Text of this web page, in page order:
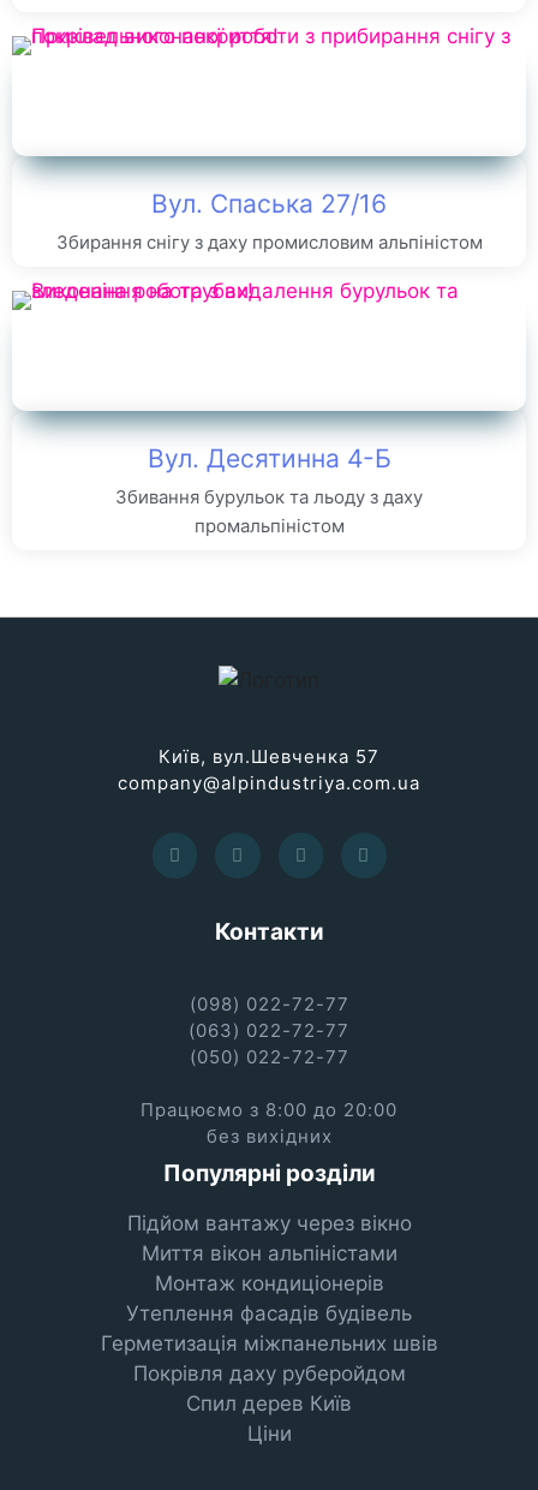
Вул. Спаська 27/16
Збирання снігу з даху промисловим альпіністом
Вул. Десятинна 4-Б
Збивання бурульок та льоду з даху
промальпіністом
Київ, вул.Шевченка 57
company@alpindustriya.com.ua
Контакти
(098) 022-72-77
(063) 022-72-77
(050) 022-72-77
Працюємо з 8:00 до 20:00
без вихідних
Популярні розділи
Підйом вантажу через вікно
Миття вікон альпіністами
Монтаж кондиціонерів
Утеплення фасадів будівель
Герметизація міжпанельних швів
Покрівля даху руберойдом
Спил дерев Київ
Ціни